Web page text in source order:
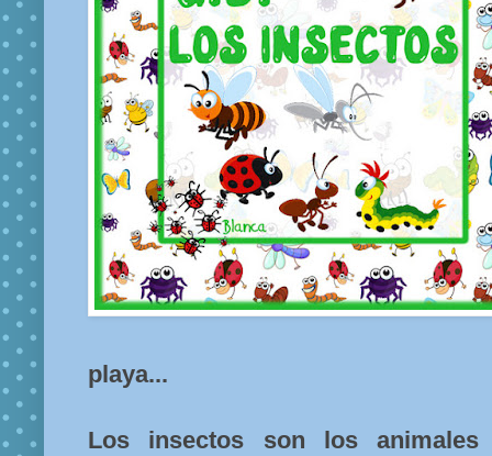
playa...
Los insectos son los